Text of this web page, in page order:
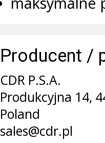
Producent /
CDR P.S.A.
Produkcyjna 14,
Poland
sales@cdr.pl